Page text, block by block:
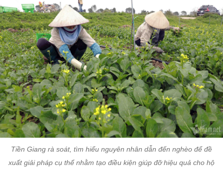
Tiền Giang rà soát, tìm hiểu nguyên nhân dẫn đến nghèo để đề
xuất giải pháp cụ thể nhằm tạo điều kiện giúp đỡ hiệu quả cho hộ